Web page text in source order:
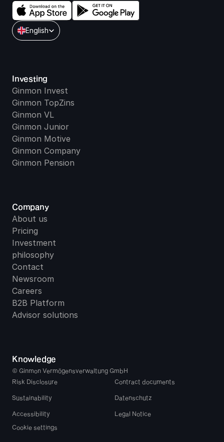
Select Language
English
Investing
Ginmon Invest
Ginmon TopZins
Ginmon VL
Ginmon Junior
Ginmon Motive
Ginmon Company
Ginmon Pension
Company
About us
Pricing
Investment
philosophy
Contact
Newsroom
Careers
B2B Platform
Advisor solutions
Knowledge
© Ginmon Vermögensverwaltung GmbH
Risk Disclosure
Contract documents
Sustainability Datenschutz
Accessibility
Legal Notice
Cookie settings